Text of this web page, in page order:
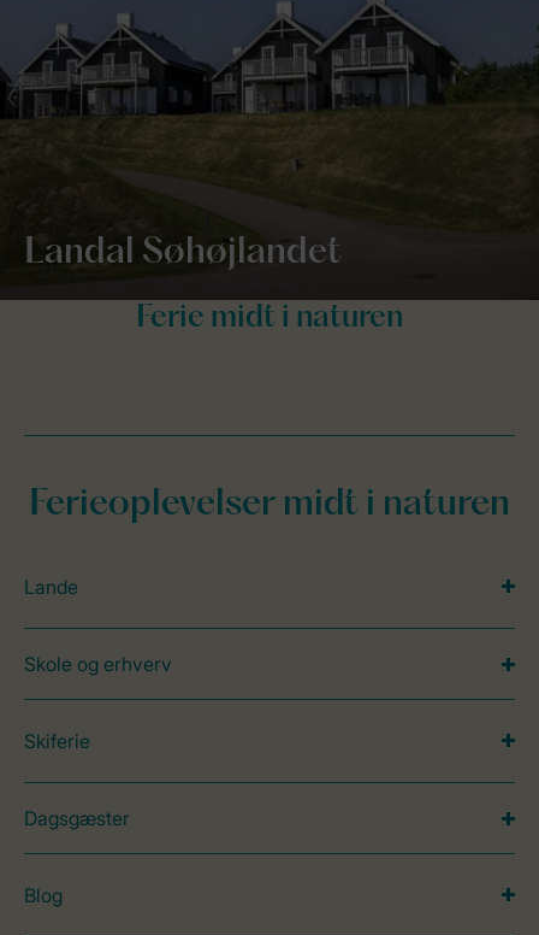
Landal Søhøjlandet
Ferieoplevelser midt i naturen
Lande
Skole og erhverv
Skiferie
Dagsgæster
Blog